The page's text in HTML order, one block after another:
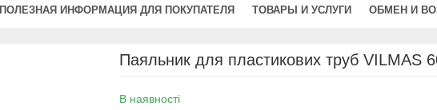
ПОЛЕЗНАЯ ИНФОРМАЦИЯ ДЛЯ ПОКУПАТЕЛЯ ТОВАРЫ И УСЛУГИ ОБМЕН И
Паяльник для пластикових труб VILMAS
В наявності